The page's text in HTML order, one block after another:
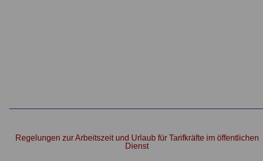
Regelungen zur Arbeitszeit und Urlaub für Tarifkräfte im öffentlichen
Dienst